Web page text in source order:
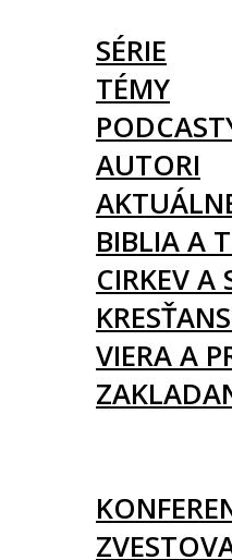
SÉRIE
TÉMY
AUTORI
BIBLIA A
CIRKEV A
VIERA A